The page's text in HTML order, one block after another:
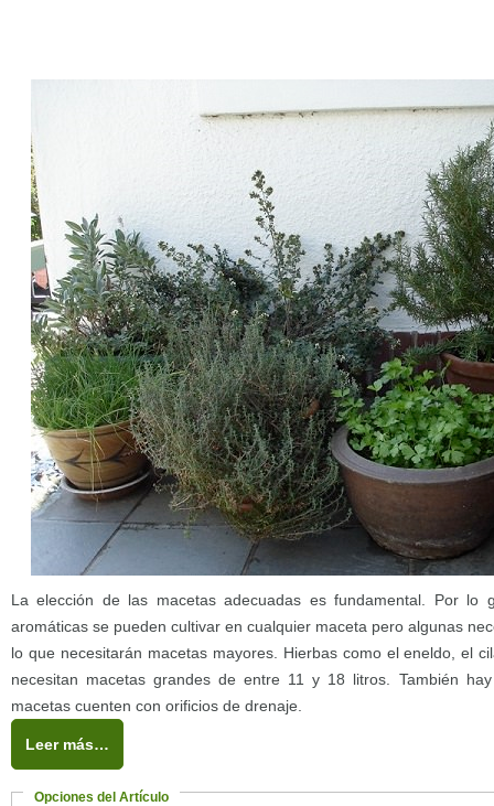
La elección de las macetas adecuadas es fundamental. Por lo
aromáticas se pueden cultivar en cualquier maceta pero algunas
lo que necesitarán macetas mayores. Hierbas como el eneldo, el
necesitan macetas grandes de entre 11 y 18 litros. También
macetas cuenten con orificios de drenaje.
Leer más…
Opciones del Artículo